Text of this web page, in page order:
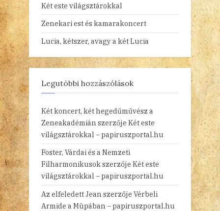
Két este világsztárokkal
Zenekari est és kamarakoncert
Lucia, kétszer, avagy a két Lucia
Legutóbbi hozzászólások
Két koncert, két hegedűművész a
Zeneakadémián szerzője Két este
világsztárokkal – papiruszportal.hu
Foster, Várdai és a Nemzeti
Filharmonikusokszerzője Két este
világsztárokkal – papiruszportal.hu
Az elfeledett Jean szerzője Vérbeli
Armide a Müpában – papiruszportal.hu